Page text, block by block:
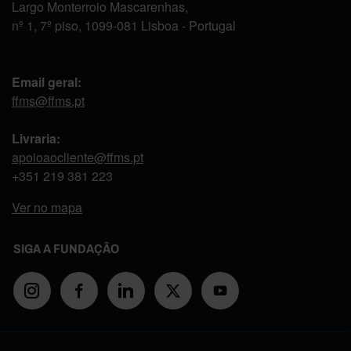
Largo Monterroio Mascarenhas,
nº 1, 7º piso, 1099-081 Lisboa - Portugal
Email geral:
ffms@ffms.pt
Livraria:
apoioaocliente@ffms.pt
+351 219 381 223
Ver no mapa
SIGA A FUNDAÇÃO